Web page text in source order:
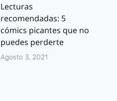
Lecturas
recomendadas: 5
cómics picantes que no
puedes perderte
Agosto 3, 2021